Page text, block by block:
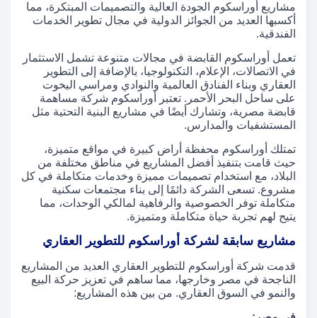
مشاريع أوراسكوم الجودة العالية والتصميمات المبتكرة، مما
أكسبها العديد من الجوائز الدولية في مجال تطوير الخدمات
الفندقية.
تعمل أوراسكوم القابضة في مجالات متنوعة تشمل الاستثمار
في الاتصالات، الإعلام، التكنولوجيا، بالإضافة إلى التطوير
العقاري وبناء الفنادق العالمية والنوادي ومراسي اليخوت
على ساحل البحر الأحمر. تعتبر أوراسكوم شركة مساهمة
قابضة مصرية، وتشارك أيضًا في مشاريع البنية التحتية مثل
المستشفيات والمدارس.
تمتلك أوراسكوم محفظة أراض كبيرة في مواقع متميزة،
حيث قامت بتنفيذ أفضل المشاريع في مناطق مختلفة من
البلاد، مع استخدام تصميمات مميزة وخدمات متكاملة في كل
مشروع. تسعى الشركة دائمًا إلى بناء مجتمعات سكنية
متكاملة توفر الخصوصية والرفاهية لمالكي الوحدات، مما
يتيح لهم تجربة حياة متكاملة ومتميزة.
مشاريع سابقة لشركة أوراسكوم للتطوير العقاري
قدمت شركة أوراسكوم للتطوير العقاري العديد من المشاريع
الناجحة في مصر وخارجها، مما ساهم في تعزيز حركة البيع
والنمو في السوق العقاري. من بين هذه المشاريع: